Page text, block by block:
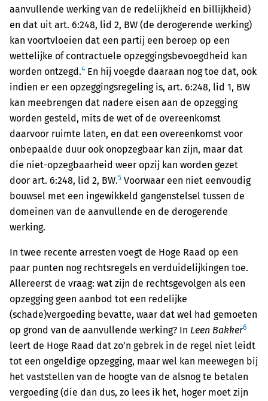
aanvullende werking van de redelijkheid en billijkheid)
en dat uit art. 6:248, lid 2, BW (de derogerende werking)
kan voortvloeien dat een partij een beroep op een
wettelijke of contractuele opzeggingsbevoegdheid kan
worden ontzegd.4 En hij voegde daaraan nog toe dat, ook
indien er een opzeggingsregeling is, art. 6:248, lid 1, BW
kan meebrengen dat nadere eisen aan de opzegging
worden gesteld, mits de wet of de overeenkomst
daarvoor ruimte laten, en dat een overeenkomst voor
onbepaalde duur ook onopzegbaar kan zijn, maar dat
die niet-opzegbaarheid weer opzij kan worden gezet
door art. 6:248, lid 2, BW.5 Voorwaar een niet eenvoudig
bouwsel met een ingewikkeld gangenstelsel tussen de
domeinen van de aanvullende en de derogerende
werking.
In twee recente arresten voegt de Hoge Raad op een
paar punten nog rechtsregels en verduidelijkingen toe.
Allereerst de vraag: wat zijn de rechtsgevolgen als een
opzegging geen aanbod tot een redelijke
(schade)vergoeding bevatte, waar dat wel had gemoeten
op grond van de aanvullende werking? In Leen Bakker6
leert de Hoge Raad dat zo’n gebrek in de regel niet leidt
tot een ongeldige opzegging, maar wel kan meewegen bij
het vaststellen van de hoogte van de alsnog te betalen
vergoeding (die dan dus, zo lees ik het, hoger moet zijn